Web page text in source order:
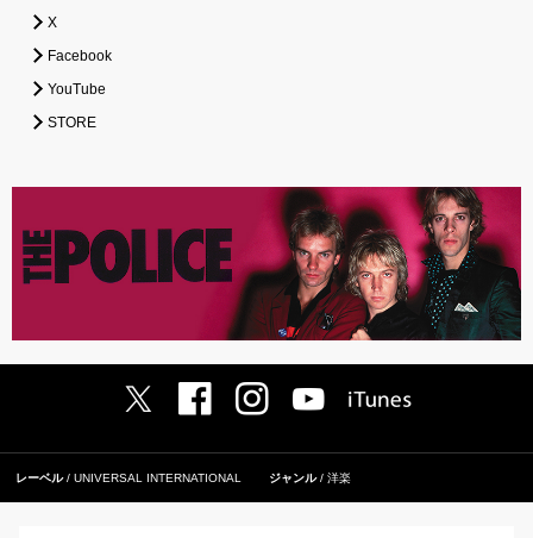
X
Facebook
YouTube
STORE
レーベル UNIVERSAL INTERNATIONAL ジャンル 洋楽